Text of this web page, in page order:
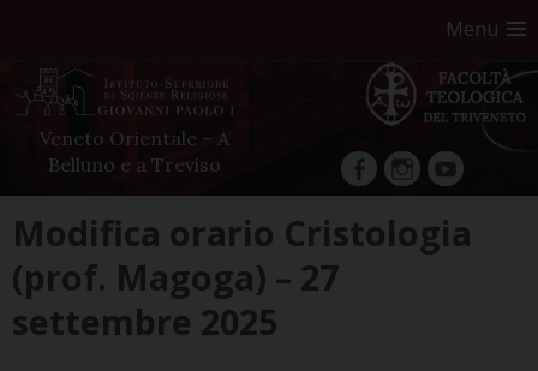
Menu
Veneto Orientale – A
Belluno e a Treviso
facebookInstagram
YouTube
content
Modifica orario Cristologia
(prof. Magoga) – 27
settembre 2025